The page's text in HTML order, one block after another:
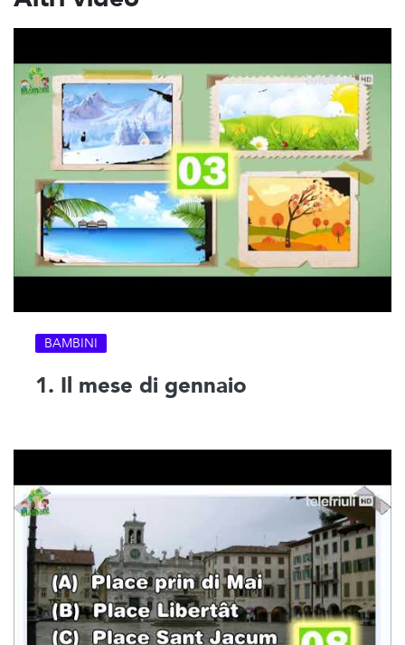
BAMBINI
1. Il mese di gennaio